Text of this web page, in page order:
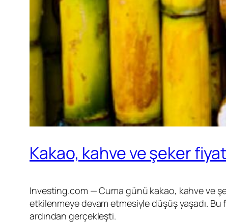
Kakao, kahve ve şeker
Investing.com — Cuma günü kakao, kahve ve
etkilenmeye devam etmesiyle düşüş yaşadı.
ardından gerçekleşti.